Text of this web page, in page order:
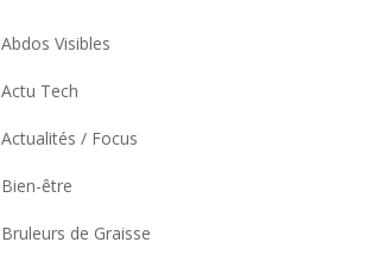
Abdos Visibles
Actu Tech
Actualités / Focus
Bien-être
Bruleurs de Graisse